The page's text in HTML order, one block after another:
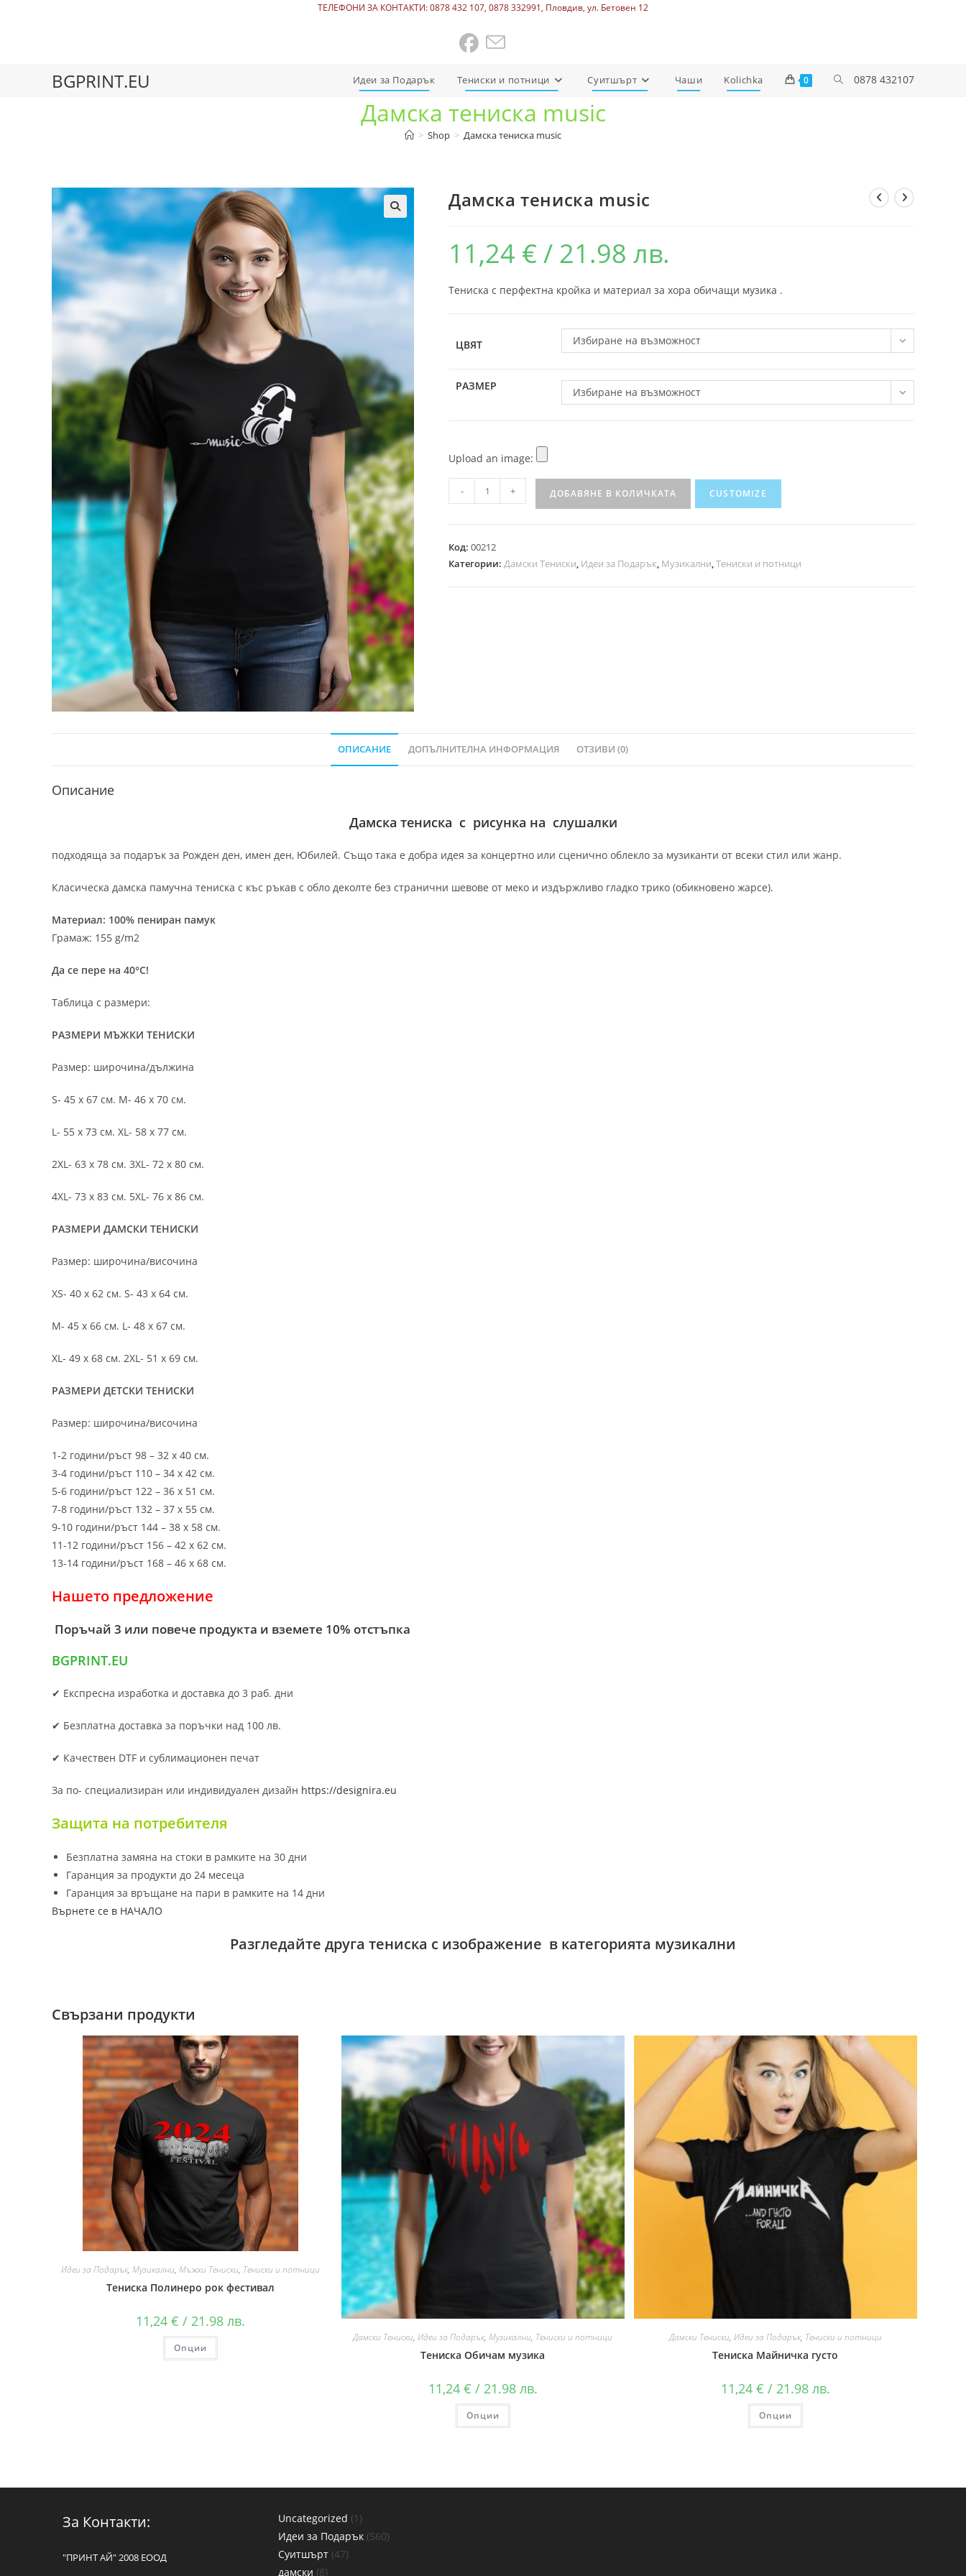
ТЕЛЕФОНИ ЗА КОНТАКТИ: 0878 432 107, 0878 332991, Пловдив, ул. Бетовен 12
BGPRINT.EU 0878 432107
Идеи за Подарък Тениски и потници Суитшърт Чаши Kolichka 0
Дамска тениска music
> Shop > Дамска тениска music
Дамска тениска music
11,24 € / 21.98 лв.
Тениска с перфектна кройка и материал за хора обичащи музика .
ЦВЯТ Избиране на възможност
РАЗМЕР Избиране на възможност
Upload an image:
- + ДОБАВЯНЕ В КОЛИЧКАТА CUSTOMIZE
Код: 00212
Категории: Дамски Тениски, Идеи за Подарък, Музикални,Тениски и потници
ОПИСАНИЕ ДОПЪЛНИТЕЛНА ИНФОРМАЦИЯ ОТЗИВИ (0)
Описание
Дамска тениска с рисунка на слушалки
подходяща за подарък за Рожден ден, имен ден, Юбилей. Също така е добра идея за концертно или сценично облекло за музиканти от всеки стил или жанр.
Класическа дамска памучна тениска с къс ръкав с обло деколте без странични шевове от меко и издържливо гладко трико (обикновено жарсе).
Материал: 100% пениран памук
Грамаж: 155 g/m2
Да се пере на 40°C!
Таблица с размери:
РАЗМЕРИ МЪЖКИ ТЕНИСКИ
Размер: широчина/дължина
S- 45 х 67 см. M- 46 х 70 см.
L- 55 х 73 см. XL- 58 х 77 см.
2XL- 63 х 78 см. 3XL- 72 х 80 см.
4XL- 73 х 83 см. 5XL- 76 х 86 см.
РАЗМЕРИ ДАМСКИ ТЕНИСКИ
Размер: широчина/височина
XS- 40 х 62 см. S- 43 х 64 см.
M- 45 х 66 см. L- 48 х 67 см.
XL- 49 х 68 см. 2XL- 51 х 69 см.
РАЗМЕРИ ДЕТСКИ ТЕНИСКИ
Размер: широчина/височина
1-2 години/ръст 98 – 32 х 40 см.
3-4 години/ръст 110 – 34 х 42 см.
5-6 години/ръст 122 – 36 х 51 см.
7-8 години/ръст 132 – 37 х 55 см.
9-10 години/ръст 144 – 38 х 58 см.
11-12 години/ръст 156 – 42 x 62 см.
13-14 години/ръст 168 – 46 х 68 см.
Нашето предложение
Поръчай 3 или повече продукта и вземете 10% отстъпка
BGPRINT.EU
✔ Експресна изработка и доставка до 3 раб. дни
✔ Безплатна доставка за поръчки над 100 лв.
✔ Качествен DTF и сублимационен печат
За по- специализиран или индивидуален дизайн https://designira.eu
Защита на потребителя
Безплатна замяна на стоки в рамките на 30 дни
Гаранция за продукти до 24 месеца
Гаранция за връщане на пари в рамките на 14 дни
Върнете се в НАЧАЛО
Разгледайте друга тениска с изображение в категорията музикални
Свързани продукти
Идеи за Подарък,Музикални,Мъжки Тениски, Тениски и потници
Тениска Полинеро рок фестивал
11,24€ / 21.98 лв.
Опции
Дамски Тениски,Идеи за Подарък,Музикални, Тениски и потници
Тениска Обичам музика
11,24 € / 21.98 лв.
Опции
Дамски Тениски, Идеи за Подарък, Тениски и потници
Тениска Майничка густо
11,24 € / 21.98 лв.
Опции
За Контакти:
"ПРИНТ АЙ" 2008 ЕООД
Uncategorized 1
Идеи за Подарък 560
Суитшърт 47
дамски 8